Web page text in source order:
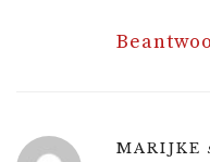
MARIJKE